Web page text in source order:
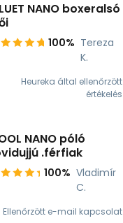
NANO boxeralsó
100% Tereza
K.
Heureka által ellenőrzött
értékelés
NANO póló
.férfiak
100% Vladimír
C.
Ellenőrzött e-mail kapcsolat